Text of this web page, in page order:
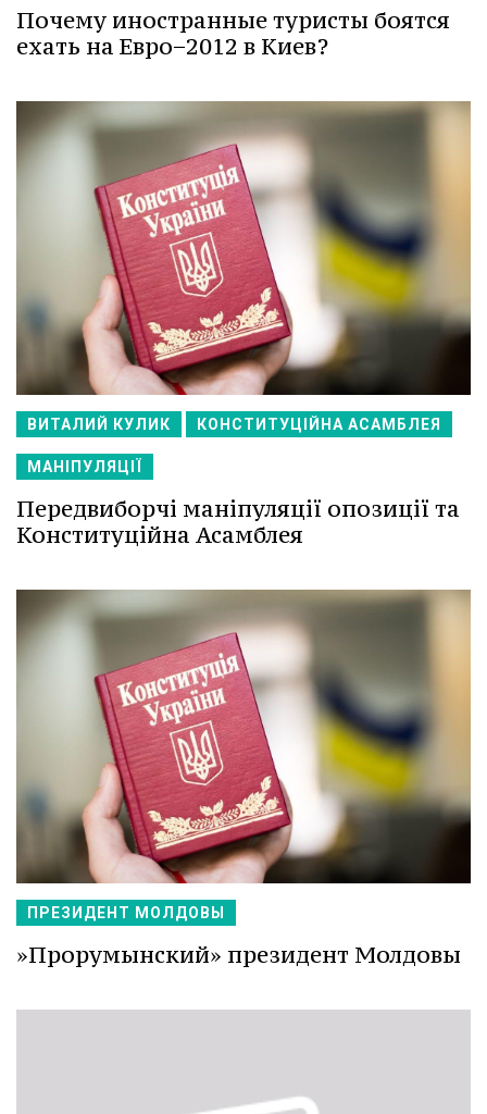
Почему иностранные туристы боятся
ехать на Евро−2012 в Киев?
ВИТАЛИЙ КУЛИК КОНСТИТУЦІЙНА АСАМБЛЕЯ
МАНІПУЛЯЦІЇ
Передвиборчі маніпуляції опозиції та
Конституційна Асамблея
ПРЕЗИДЕНТ МОЛДОВЫ
»Прорумынский» президент Молдовы